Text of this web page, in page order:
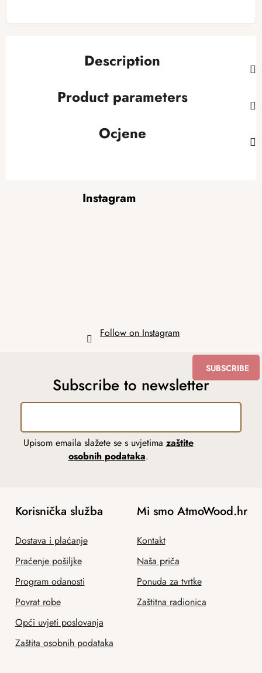
Description
Product parameters
Ocjene
Instagram
Follow on Instagram
Subscribe to newsletter
Upisom emaila slažete se s uvjetima zaštite
osobnih podataka.
SUBSCRIBE
Korisnička služba
Dostava i plaćanje
Praćenje pošiljke
Program odanosti
Povrat robe
Opći uvjeti poslovanja
Zaštita osobnih podataka
Mi smo AtmoWood.hr
Kontakt
Naša priča
Ponuda za tvrtke
Zaštitna radionica